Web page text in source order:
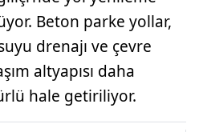
Beton parke yollar,
drenajı ve çevre
altyapısı daha
hale getiriliyor.